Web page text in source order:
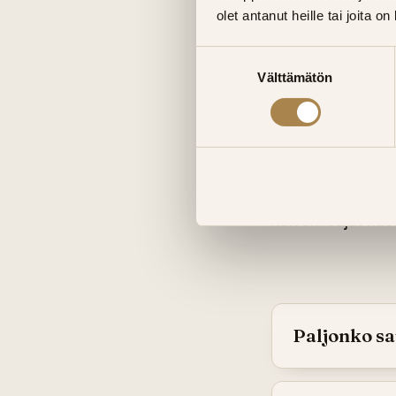
olet antanut heille tai joita
Välttämätön
Lue lisää
Mitä
Kevyt
maksuttomalla
kuivumisajat
Paljonko